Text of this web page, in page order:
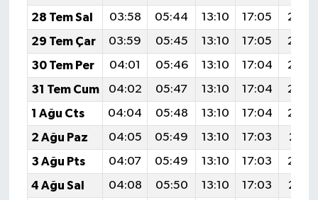
28 Tem Sal
03:58 05:44 13:10 17:05
29 Tem Çar
03:59 05:45 13:10 17:05
30 Tem Per
04:01 05:46 13:10 17:04
31 Tem Cum
04:02 05:47 13:10 17:04
1 Ağu Cts
04:04 05:48 13:10 17:04
2 Ağu Paz
04:05 05:49 13:10 17:03
20:21
3 Ağu Pts
04:07 05:49 13:10 17:03
4 Ağu Sal
04:08 05:50 13:10 17:03